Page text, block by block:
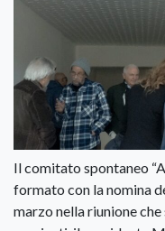
Il comitato spontaneo
formato con la nomina
marzo nella riunione